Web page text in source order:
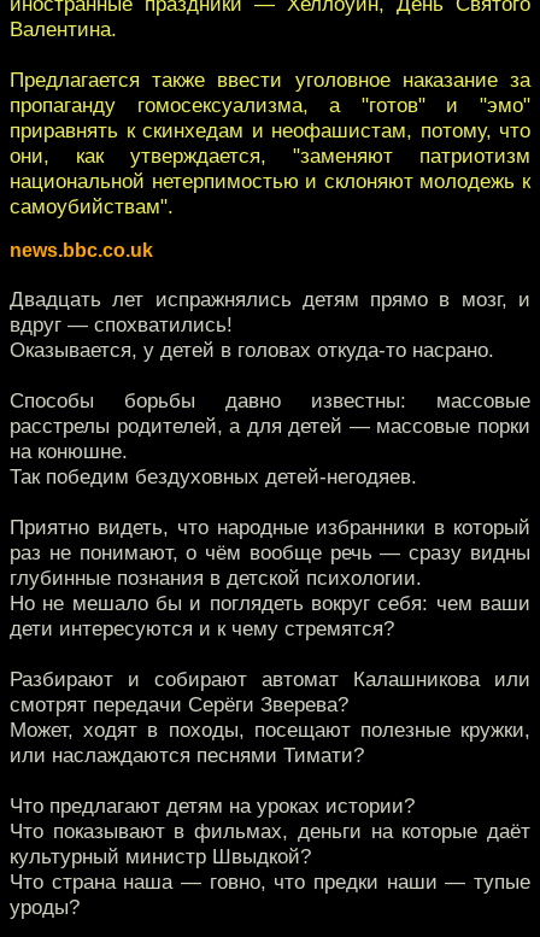
Валентина.
Предлагается также ввести уголовное наказание за
пропаганду гомосексуализма, а "готов" и "эмо"
приравнять к скинхедам и неофашистам, потому, что
они, как утверждается, "заменяют патриотизм
национальной нетерпимостью и склоняют молодежь к
самоубийствам".
news.bbc.co.uk
Двадцать лет испражнялись детям прямо в мозг, и
вдруг — спохватились!
Оказывается, у детей в головах откуда-то насрано.
Способы борьбы давно известны: массовые
расстрелы родителей, а для детей — массовые порки
на конюшне.
Так победим бездуховных детей-негодяев.
Приятно видеть, что народные избранники в который
раз не понимают, о чём вообще речь — сразу видны
глубинные познания в детской психологии.
Но не мешало бы и поглядеть вокруг себя: чем ваши
дети интересуются и к чему стремятся?
Разбирают и собирают автомат Калашникова или
смотрят передачи Серёги Зверева?
Может, ходят в походы, посещают полезные кружки,
или наслаждаются песнями Тимати?
Что предлагают детям на уроках истории?
Что показывают в фильмах, деньги на которые даёт
культурный министр Швыдкой?
Что страна наша — говно, что предки наши — тупые
уроды?